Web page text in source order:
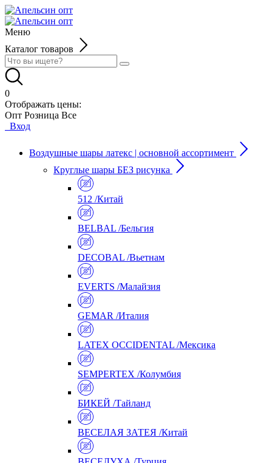
Меню
Каталог товаров
0
Отображать цены:
Опт Розница Все
Вход
Воздушные шары латекс | основной ассортимент
Круглые шары БЕЗ рисунка
512 /Китай
BELBAL /Бельгия
DECOBAL /Вьетнам
EVERTS /Малайзия
GEMAR /Италия
LATEX OCCIDENTAL /Мексика
SEMPERTEX /Колумбия
БИКЕЙ /Тайланд
ВЕСЕЛАЯ ЗАТЕЯ /Китай